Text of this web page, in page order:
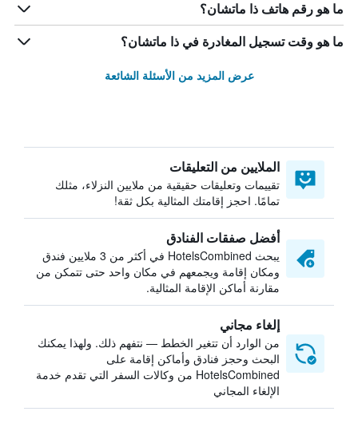
ما هو رقم هاتف ذا ماتشان؟
ما هو وقت تسجيل المغادرة في ذا ماتشان؟
عرض المزيد من الأسئلة الشائعة
الملايين من التعليقات
تقييمات وتعليقات حقيقية من ملايين النزلاء، مثلك
تمامًا. احجز إقامتك المثالية بكل ثقة!
أفضل صفقات الفنادق
يبحث HotelsCombined في أكثر من 3 ملايين فندق
ومكان إقامة ويجمعهم في مكان واحد حتى تتمكن من
مقارنة أماكن الإقامة المثالية.
إلغاء مجاني
من الوارد أن تتغير الخطط — نتفهم ذلك. ولهذا يمكنك
البحث وحجز فنادق وأماكن إقامة على
HotelsCombined من وكالات السفر التي تقدم خدمة
الإلغاء المجاني